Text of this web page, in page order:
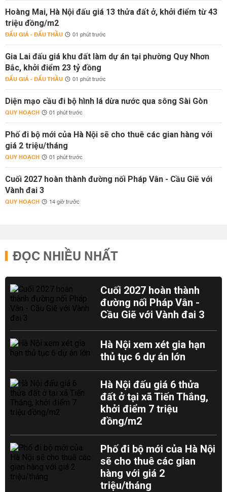
Hoàng Mai, Hà Nội đấu giá 13 thửa đất ở, khởi điểm từ 43
triệu đồng/m2
ĐẤU GIÁ - ĐẤU THẦU 01 phút trước
Gia Lai đấu giá khu đất làm dự án tại phường Quy Nhơn
Bắc, khởi điểm 23 tỷ đồng
ĐẤU GIÁ - ĐẤU THẦU 01 phút trước
Diện mạo cầu đi bộ hình lá dừa nước qua sông Sài Gòn
QUY HOẠCH 01 phút trước
Phố đi bộ mới của Hà Nội sẽ cho thuê các gian hàng với
giá 2 triệu/tháng
QUY HOẠCH 01 phút trước
Cuối 2027 hoàn thành đường nối Pháp Vân - Cầu Giẽ với
Vành đai 3
QUY HOẠCH 14 giờ trước
ĐỌC NHIỀU NHẤT
Cuối 2027 hoàn thành
đường nối Pháp Vân -
Cầu Giẽ với Vành đai 3
Hà Nội xem xét gia hạn
thủ tục 6 dự án lớn
Hà Nội đấu giá 6 thửa
đất ở tại xã Tiến Thắng,
khởi điểm 7 triệu
đồng/m2
Phố đi bộ mới của Hà Nội
sẽ cho thuê các gian
hàng với giá 2
triệu/tháng